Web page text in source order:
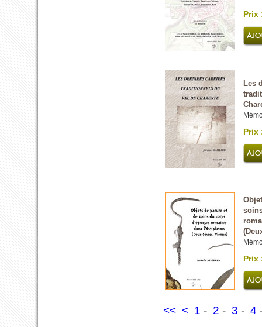
Prix
Les
Prix
Prix
<< < 1 - 2 - 3 - 4